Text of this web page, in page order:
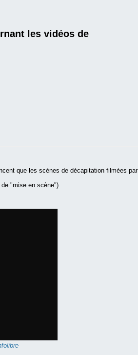
les vidéos de
que les scènes de décapitation filmées par
"mise en scène")